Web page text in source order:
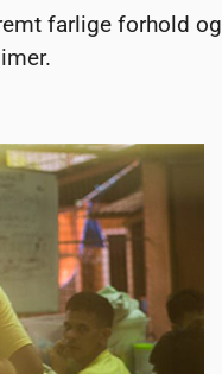
farlige forhold og